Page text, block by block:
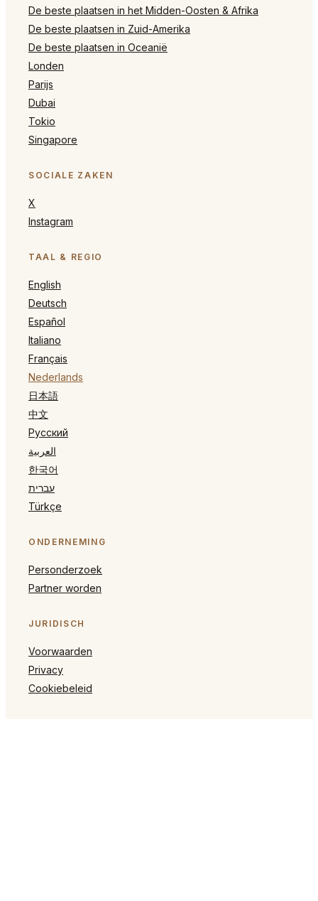
De beste plaatsen in het Midden-Oosten & Afrika
De beste plaatsen in Zuid-Amerika
De beste plaatsen in Oceanië
Londen
Parijs
Dubai
Tokio
Singapore
SOCIALE ZAKEN
X
Instagram
TAAL & REGIO
English
Deutsch
Español
Italiano
Français
Nederlands
日本語
中文
Русский
العربية
한국어
עברית
Türkçe
ONDERNEMING
Personderzoek
Partner worden
JURIDISCH
Voorwaarden
Privacy
Cookiebeleid